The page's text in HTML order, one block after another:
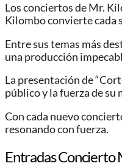
Los conciertos de Mr.
Kilombo convierte cada
Entre sus temas más
una producción
La presentación de
público y la fuerza de su
Con cada nuevo
resonando con fuerza.
Entradas Concierto